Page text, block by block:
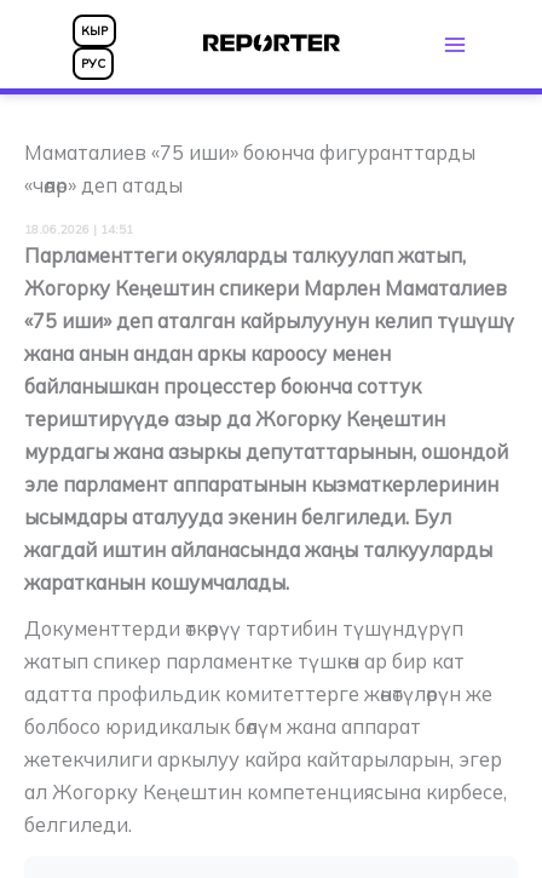
КЫР
РУС
Маматалиев «75 иши» боюнча фигуранттарды
«чөөлөр» деп атады
18.06.2026 | 14:51
Парламенттеги окуяларды талкуулап жатып,
Жогорку Кеңештин спикери Марлен Маматалиев
«75 иши» деп аталган кайрылуунун келип түшүшү
жана анын андан аркы кароосу менен
байланышкан процесстер боюнча соттук
териштирүүдө азыр да Жогорку Кеңештин
мурдагы жана азыркы депутаттарынын, ошондой
эле парламент аппаратынын кызматкерлеринин
ысымдары аталууда экенин белгиледи. Бул
жагдай иштин айланасында жаңы талкууларды
жаратканын кошумчалады.
Документтерди өткөрүү тартибин түшүндүрүп
жатып спикер парламентке түшкөн ар бир кат
адатта профильдик комитеттерге жөнөтүлөрүн же
болбосо юридикалык бөлүм жана аппарат
жетекчилиги аркылуу кайра кайтарыларын, эгер
ал Жогорку Кеңештин компетенциясына кирбесе,
белгиледи.